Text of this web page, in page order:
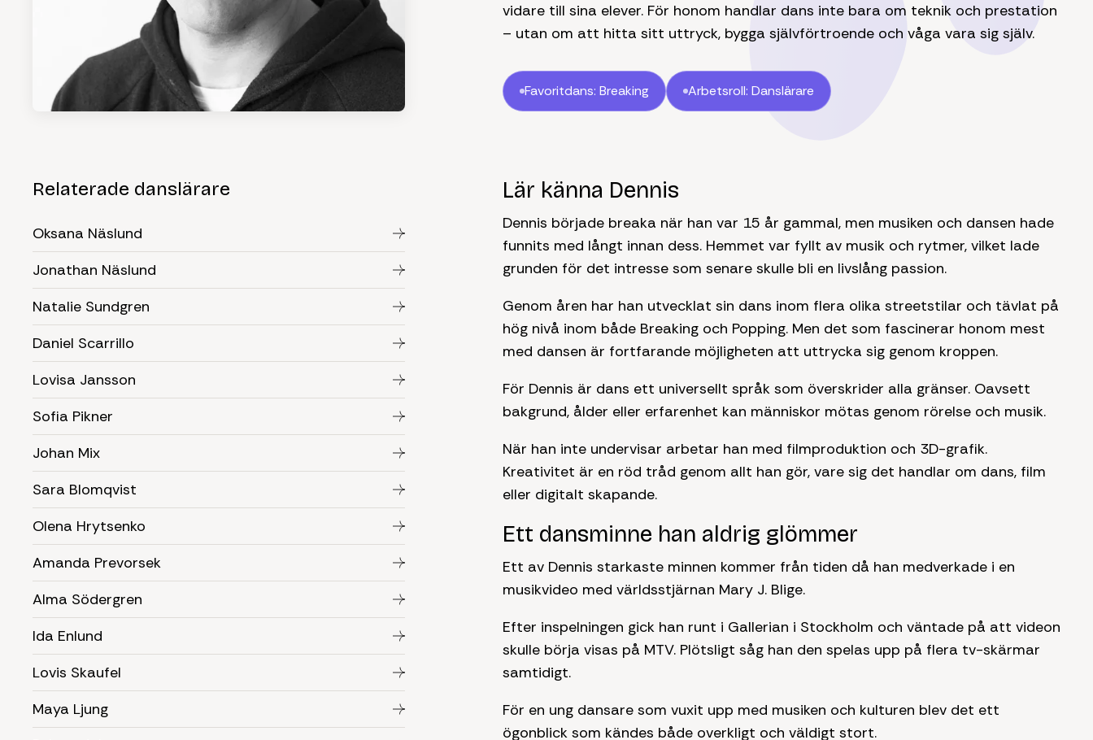
vidare till sina elever. För honom handlar dans inte bara om teknik och prestation
– utan om att hitta sitt uttryck, bygga självförtroende och våga vara sig själv.
Favoritdans: Breaking Arbetsroll: Danslärare
Relaterade danslärare
Oksana Näslund
Jonathan Näslund
Natalie Sundgren
Daniel Scarrillo
Lovisa Jansson
Sofia Pikner
Johan Mix
Sara Blomqvist
Olena Hrytsenko
Amanda Prevorsek
Alma Södergren
Ida Enlund
Lovis Skaufel
Maya Ljung
Lär känna Dennis
Dennis började breaka när han var 15 år gammal, men musiken och dansen hade
funnits med långt innan dess. Hemmet var fyllt av musik och rytmer, vilket lade
grunden för det intresse som senare skulle bli en livslång passion.
Genom åren har han utvecklat sin dans inom flera olika streetstilar och tävlat på
hög nivå inom både Breaking och Popping. Men det som fascinerar honom mest
med dansen är fortfarande möjligheten att uttrycka sig genom kroppen.
För Dennis är dans ett universellt språk som överskrider alla gränser. Oavsett
bakgrund, ålder eller erfarenhet kan människor mötas genom rörelse och musik.
När han inte undervisar arbetar han med filmproduktion och 3D-grafik.
Kreativitet är en röd tråd genom allt han gör, vare sig det handlar om dans, film
eller digitalt skapande.
Ett dansminne han aldrig glömmer
Ett av Dennis starkaste minnen kommer från tiden då han medverkade i en
musikvideo med världsstjärnan Mary J. Blige.
Efter inspelningen gick han runt i Gallerian i Stockholm och väntade på att videon
skulle börja visas på MTV. Plötsligt såg han den spelas upp på flera tv-skärmar
samtidigt.
För en ung dansare som vuxit upp med musiken och kulturen blev det ett
ögonblick som kändes både overkligt och väldigt stort.